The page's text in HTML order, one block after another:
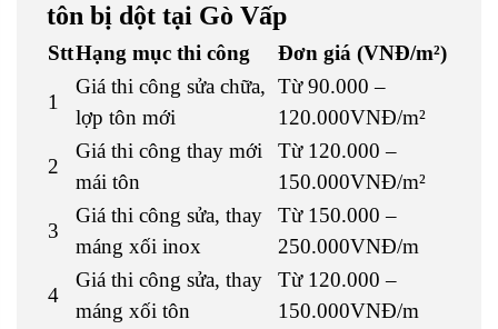
tôn bị dột tại Gò Vấp
SttHạng mục thi công Đơn giá (VNĐ/m²)
1
Giá thi công sửa chữa,
lợp tôn mới
Từ 90.000 –
120.000VNĐ/m²
2
Giá thi công thay mới
mái tôn
Từ 120.000 –
150.000VNĐ/m²
3
Giá thi công sửa, thay
máng xối inox
Từ 150.000 –
250.000VNĐ/m
4
Giá thi công sửa, thay
máng xối tôn
Từ 120.000 –
150.000VNĐ/m